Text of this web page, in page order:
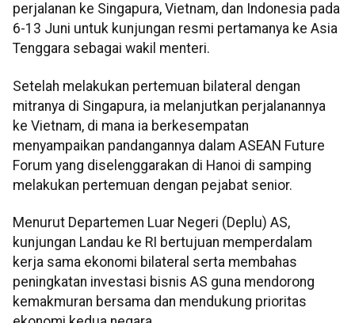
perjalanan ke Singapura, Vietnam, dan Indonesia pada
6-13 Juni untuk kunjungan resmi pertamanya ke Asia
Tenggara sebagai wakil menteri.
Setelah melakukan pertemuan bilateral dengan
mitranya di Singapura, ia melanjutkan perjalanannya
ke Vietnam, di mana ia berkesempatan
menyampaikan pandangannya dalam ASEAN Future
Forum yang diselenggarakan di Hanoi di samping
melakukan pertemuan dengan pejabat senior.
Menurut Departemen Luar Negeri (Deplu) AS,
kunjungan Landau ke RI bertujuan memperdalam
kerja sama ekonomi bilateral serta membahas
peningkatan investasi bisnis AS guna mendorong
kemakmuran bersama dan mendukung prioritas